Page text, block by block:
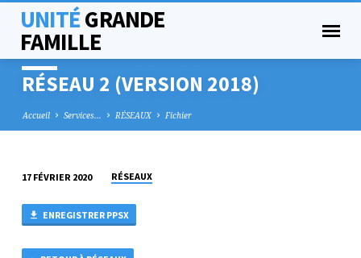
UNITÉGRANDE
FAMILLE
RÉSEAU 2 (VERSION 2018)
Accueil Services… RÉSEAUX Fichier
RÉSEAU
2
(VERSION
2018)
17 FÉVRIER 2020 RÉSEAUX
ENREGISTRER PPSX